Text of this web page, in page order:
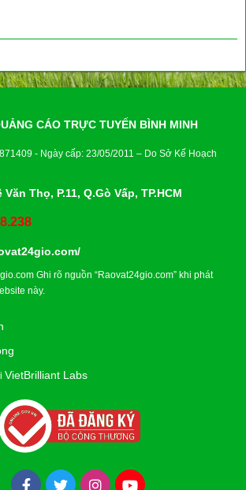
CÁO TRỰC TUYẾN BÌNH MINH
- Ngày cấp: 23/05/2011 – Do Sở Kế Hoạch
Thọ, P.11, Q.Gò Vấp, TP.HCM
Ghi rõ nguồn “Raovat24gio.com” khi phát
này.
VietBrilliant Labs